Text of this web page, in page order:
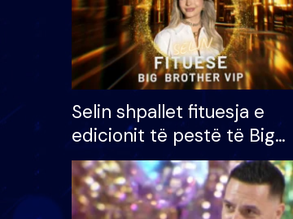
Selin shpallet fituesja e
edicionit të pestë të Big
Brother VIP, rrëmben
çmimin e madh prej 100
mijë eurosh